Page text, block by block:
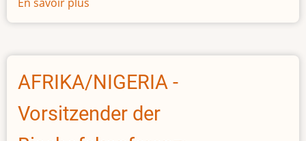
William
and
Bola
Tinubu:
Africa's
'flying
AFRIKA/NIGERIA -
Vorsitzender der